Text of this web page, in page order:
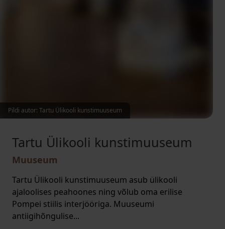
Tartu Ülikooli kunstimuuseum
Muuseum
Tartu Ülikooli kunstimuuseum asub ülikooli
ajaloolises peahoones ning võlub oma erilise
Pompei stiilis interjööriga. Muuseumi
antiigihõngulise...
Pildi autor: Tartu Ülikooli kunstimuuseum